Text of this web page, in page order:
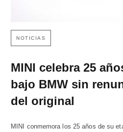
NOTICIAS
MINI celebra 25
bajo BMW sin
del original
MINI conmemora los 25 años de su